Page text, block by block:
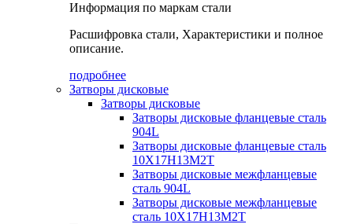
Информация по маркам стали
Расшифровка стали, Характеристики и полное
описание.
подробнее
Затворы дисковые
Затворы дисковые
Затворы дисковые фланцевые сталь
904L
Затворы дисковые фланцевые сталь
10Х17Н13М2Т
Затворы дисковые межфланцевые
сталь 904L
Затворы дисковые межфланцевые
сталь 10Х17Н13М2Т